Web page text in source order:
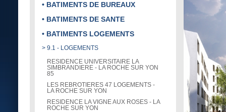
• BATIMENTS DE BUREAUX
• BATIMENTS DE SANTE
• BATIMENTS LOGEMENTS
> 9.1 - LOGEMENTS
RESIDENCE UNIVERSITAIRE LA
SIMBRANDIERE - LA ROCHE SUR YON
85
LES REBROTIERES 47 LOGEMENTS -
LA ROCHE SUR YON
RESIDENCE LA VIGNE AUX ROSES - LA
ROCHE SUR YON